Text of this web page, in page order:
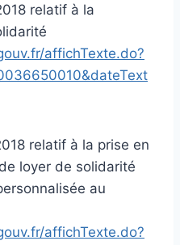
relatif à la
affichTexte.do?
relatif à la prise en
loyer de solidarité
au
affichTexte.do?